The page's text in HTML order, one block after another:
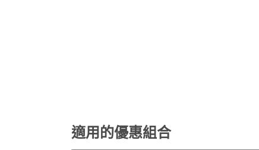
適用的優惠組合